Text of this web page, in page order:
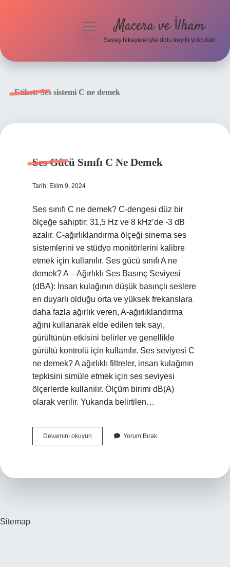
menüyüMacera ve İlham
Savaş hikayeleriyle dolu keyifli yolculuk!
Etiket:Ses sistemi C ne demek
Ses Gücü Sınıfı C Ne Demek
Tarih: Ekim 9, 2024
Ses sınıfı C ne demek? C-dengesi düz bir
ölçeğe sahiptir; 31,5 Hz ve 8 kHz’de -3 dB
azalır. C-ağırlıklandırma ölçeği sinema ses
sistemlerini ve stüdyo monitörlerini kalibre
etmek için kullanılır. Ses gücü sınıfı A ne
demek? A – Ağırlıklı Ses Basınç Seviyesi
(dBA): İnsan kulağının düşük basınçlı seslere
en duyarlı olduğu orta ve yüksek frekanslara
daha fazla ağırlık veren, A-ağırlıklandırma
ağını kullanarak elde edilen tek sayı,
gürültünün etkisini belirler ve genellikle
gürültü kontrolü için kullanılır. Ses seviyesi C
ne demek? A ağırlıklı filtreler, insan kulağının
tepkisini simüle etmek için ses seviyesi
ölçerlerde kullanılır. Ölçüm birimi dB(A)
olarak verilir. Yukarıda belirtilen…
Devamını okuyun
Gücü
Yorum Bırak
Sitemap